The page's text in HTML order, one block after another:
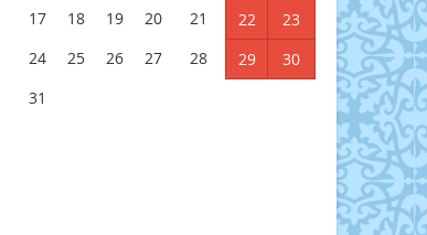
17
18 19 20 21 22
23
24
25 26 27 28 29
30
31